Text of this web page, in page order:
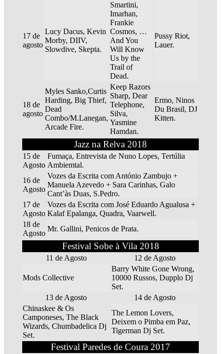
17 de
agosto
Lucy Dacus, Kevin
Morby, DIIV,
Slowdive, Skepta.
Smartini,
Imarhan,
Frankie
Cosmos, …
And You
Will Know
Us by the
Trail of
Dead.
Pussy Riot,
Lauer.
18 de
agosto
Myles Sanko,Curtis
Harding, Big Thief,
Dead
Combo/M.Lanegan,
Arcade Fire.
Keep Razors
Sharp, Dear
Telephone,
Silva,
Yasmine
Hamdan.
Ermo, Ninos
Du Brasil, DJ
Kitten.
Jazz na Relva 2018
15 de
Agosto
Fumaça, Entrevista de Nuno Lopes, Tertúlia
Ambiemtal.
16 de
Agosto
Vozes da Escrita com António Zambujo +
Manuela Azevedo + Sara Carinhas, Galo
Cant’às Duas, S.Pedro.
17 de
Agosto
Vozes da Escrita com José Eduardo Agualusa +
Kalaf Epalanga, Quadra, Vaarwell.
18 de
Agosto
Mr. Gallini, Penicos de Prata.
Festival Sobe à Vila 2018
11 de Agosto 12 de Agosto
Mods Collective
Barry White Gone Wrong,
10000 Russos, Dupplo Dj
Set.
13 de Agosto
14 de Agosto
Chinaskee & Os
Camponeses, The Black
Wizards, Chumbadelica Dj
Set.
The Lemon Lovers,
Deixem o Pimba em Paz,
Tigerman Dj Set.
Festival Paredes de Coura 2017